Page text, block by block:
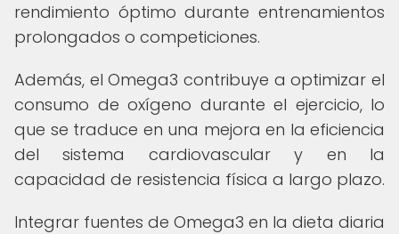
rendimiento óptimo durante entrenamientos
prolongados o competiciones.
Además, el Omega3 contribuye a optimizar el
consumo de oxígeno durante el ejercicio, lo
que se traduce en una mejora en la eficiencia
del sistema cardiovascular y en la
capacidad de resistencia física a largo plazo.
Integrar fuentes de Omega3 en la dieta diaria